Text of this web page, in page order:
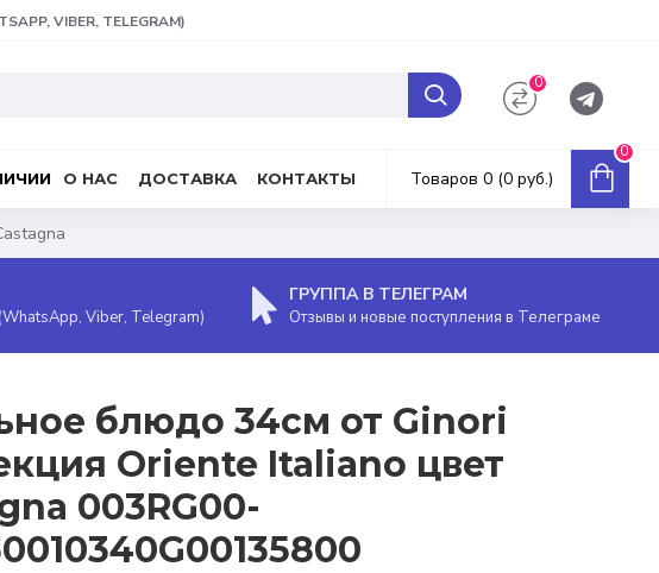
VIBER, TELEGRAM)
0
О НАС ДОСТАВКА КОНТАКТЫ Товаров 0 (0 руб.)
0
Viber, Telegram)
ГРУППА В ТЕЛЕГРАМ
Отзывы и новые поступления в Телеграме
блюдо 34см от Ginori
Oriente Italiano цвет
003RG00-